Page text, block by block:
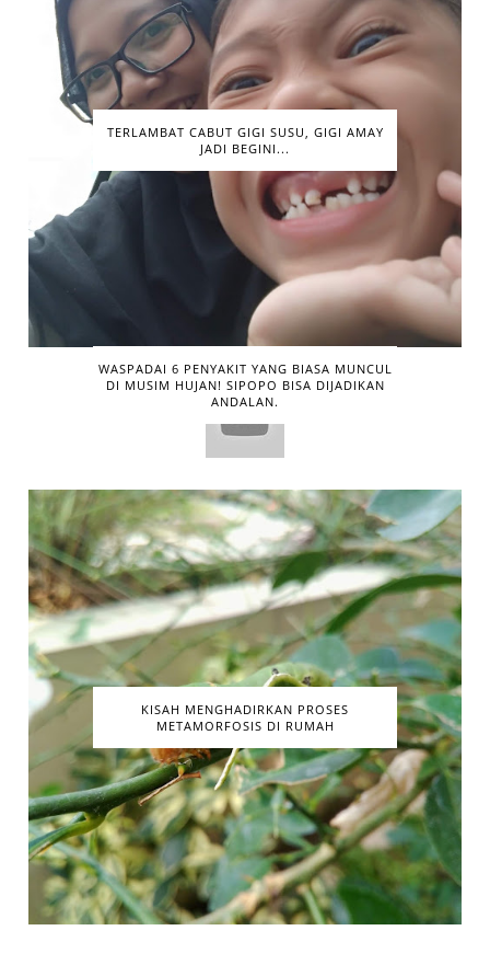
TERLAMBAT CABUT GIGI SUSU, GIGI AMAY
JADI BEGINI...
WASPADAI 6 PENYAKIT YANG BIASA MUNCUL
DI MUSIM HUJAN! SIPOPO BISA DIJADIKAN
ANDALAN.
KISAH MENGHADIRKAN PROSES
METAMORFOSIS DI RUMAH